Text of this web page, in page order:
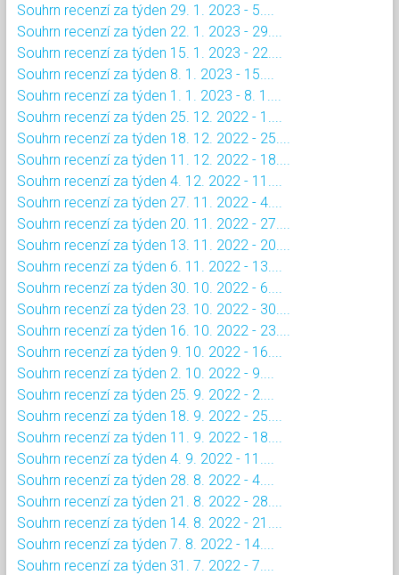
Souhrn recenzí za týden 29. 1. 2023 - 5....
Souhrn recenzí za týden 22. 1. 2023 - 29....
Souhrn recenzí za týden 15. 1. 2023 - 22....
Souhrn recenzí za týden 8. 1. 2023 - 15....
Souhrn recenzí za týden 1. 1. 2023 - 8. 1....
Souhrn recenzí za týden 25. 12. 2022 - 1....
Souhrn recenzí za týden 18. 12. 2022 - 25....
Souhrn recenzí za týden 11. 12. 2022 - 18....
Souhrn recenzí za týden 4. 12. 2022 - 11....
Souhrn recenzí za týden 27. 11. 2022 - 4....
Souhrn recenzí za týden 20. 11. 2022 - 27....
Souhrn recenzí za týden 13. 11. 2022 - 20....
Souhrn recenzí za týden 6. 11. 2022 - 13....
Souhrn recenzí za týden 30. 10. 2022 - 6....
Souhrn recenzí za týden 23. 10. 2022 - 30....
Souhrn recenzí za týden 16. 10. 2022 - 23....
Souhrn recenzí za týden 9. 10. 2022 - 16....
Souhrn recenzí za týden 2. 10. 2022 - 9....
Souhrn recenzí za týden 25. 9. 2022 - 2....
Souhrn recenzí za týden 18. 9. 2022 - 25....
Souhrn recenzí za týden 11. 9. 2022 - 18....
Souhrn recenzí za týden 4. 9. 2022 - 11....
Souhrn recenzí za týden 28. 8. 2022 - 4....
Souhrn recenzí za týden 21. 8. 2022 - 28....
Souhrn recenzí za týden 14. 8. 2022 - 21....
Souhrn recenzí za týden 7. 8. 2022 - 14....
Souhrn recenzí za týden 31. 7. 2022 - 7....